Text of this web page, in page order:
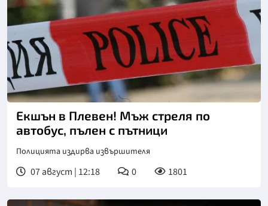
Екшън в Плевен! Мъж стреля по
автобус, пълен с пътници
Полицията издирва извършителя
07 август | 12:18 0 1801